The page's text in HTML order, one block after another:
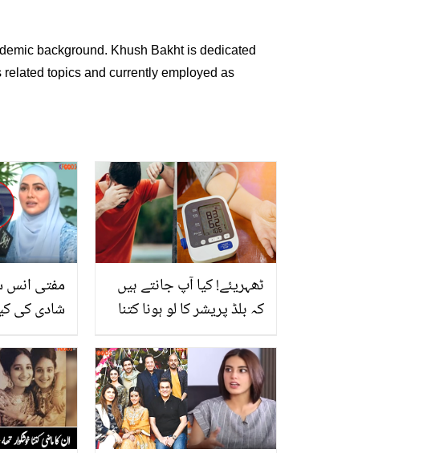
background. Khush Bakht is dedicated
topics and currently employed as
مفتی انس
شادی کی
شادی تک
جنید
تھا؟
ٹھہریئے! کیا آپ جانتے ہیں
کہ بلڈ پریشر کا لو ہونا کتنا
جانیئے اس کے نقصانات اور
بلڈ پریشر نارمل کرنے کے
چند گھریلو طریقے